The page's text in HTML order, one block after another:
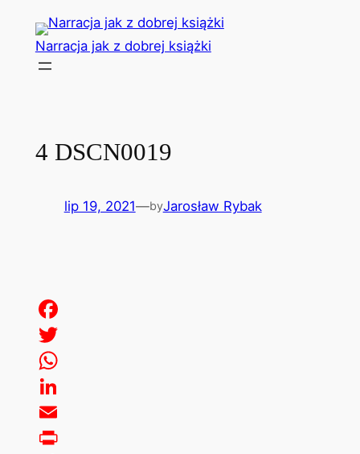
Przejdź
treści
Narracja jak z dobrej książki
4 DSCN0019
lip 19, 2021—byJarosław Rybak
Facebook
Twitter
WhatsApp
LinkedIn
Email